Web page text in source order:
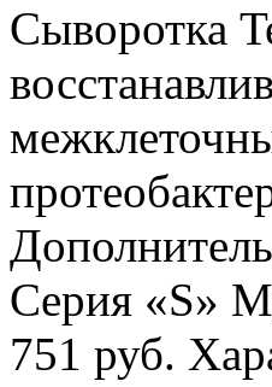
Сыворотка
Серия «S»
751 руб.